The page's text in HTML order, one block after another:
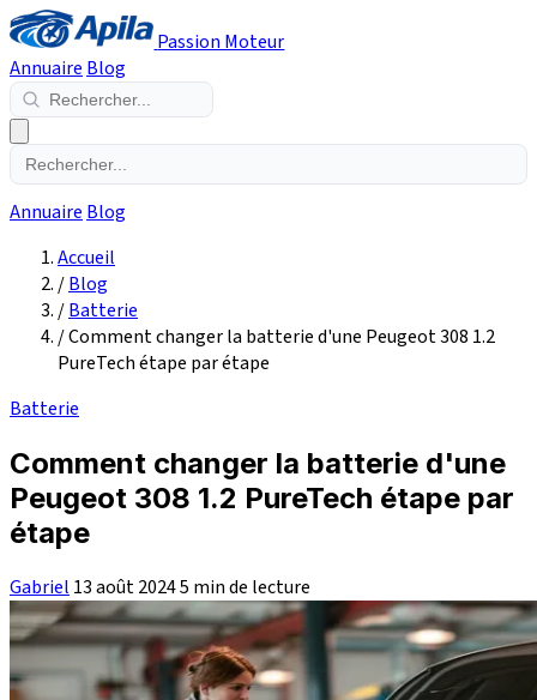
Passion Moteur
Annuaire Blog
Annuaire Blog
Accueil
/Blog
/Batterie
/Comment changer la batterie d'une Peugeot 308 1.2
PureTech étape par étape
Batterie
Comment changer la batterie d'une
Peugeot 308 1.2 PureTech étape par
étape
Gabriel 13 août 20245 min de lecture